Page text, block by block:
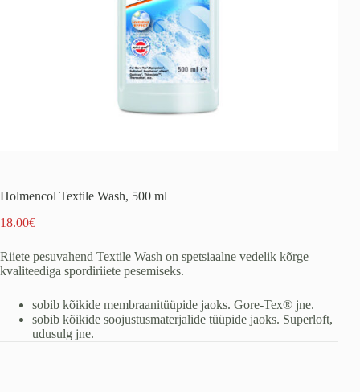
Holmencol Textile Wash, 500 ml
18.00€
Riiete pesuvahend Textile Wash on spetsiaalne vedelik kõrge
kvaliteediga spordiriiete pesemiseks.
sobib kõikide membraanitüüpide jaoks. Gore-Tex® jne.
sobib kõikide soojustusmaterjalide tüüpide jaoks. Superloft,
udusulg jne.